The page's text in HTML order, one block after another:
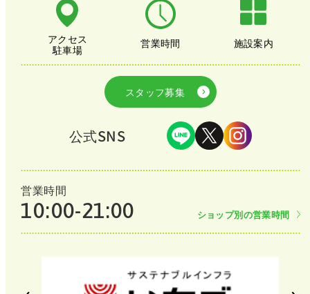
アクセス
駐車場
営業時間 施設案内
スタッフ募集
公式SNS
営業時間
10:00-21:00 ショップ別の営業時間